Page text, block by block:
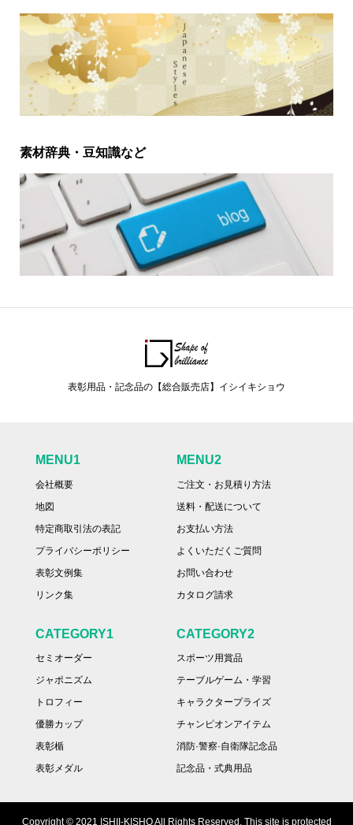
素材辞典・豆知識など
表彰用品・記念品の【総合販売店】イシイキショウ
MENU1
会社概要
地図
特定商取引法の表記
プライバシーポリシー
表彰文例集
リンク集
MENU2
ご注文・お見積り方法
送料・配送について
お支払い方法
よくいただくご質問
お問い合わせ
カタログ請求
CATEGORY1
セミオーダー
ジャポニズム
トロフィー
優勝カップ
表彰楯
表彰メダル
CATEGORY2
スポーツ用賞品
テーブルゲーム・学習
キャラクタープライズ
チャンピオンアイテム
消防·警察·自衛隊記念品
記念品・式典用品
Copyright © 2021 ISHII-KISHO All Rights Reserved. This site is protected